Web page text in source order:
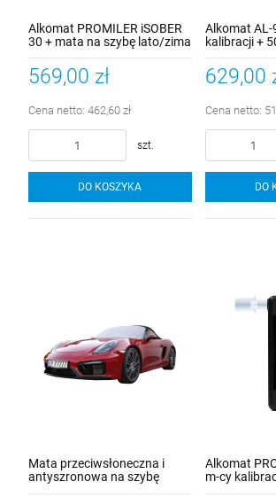
Alkomat PROMILER iSOBER
30 + mata na szybę lato/zima
569,00 zł
Cena netto: 462,60 zł
szt.
DO KOSZYKA
Alkomat AL-
kalibracji +
rurkowych
629,00
Cena netto:
DO
Mata przeciwsłoneczna i
antyszronowa na szybę
Alkomat
m-cy